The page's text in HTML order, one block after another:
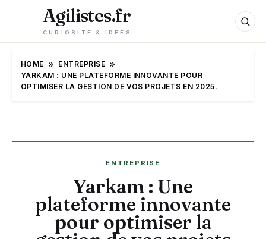
Agilistes.fr
CURIOSITÉ & IDÉES
HOME
ENTREPRISE
YARKAM : UNE PLATEFORME INNOVANTE POUR
OPTIMISER LA GESTION DE VOS PROJETS EN 2025.
ENTREPRISE
Yarkam : Une
plateforme innovante
pour optimiser la